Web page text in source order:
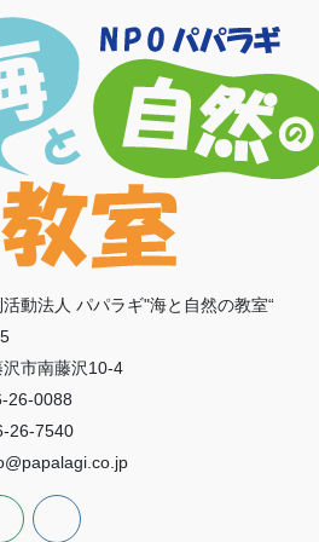
動法人 パパラギ"海と自然の教室“
市南藤沢10-4
26-0088
26-7540